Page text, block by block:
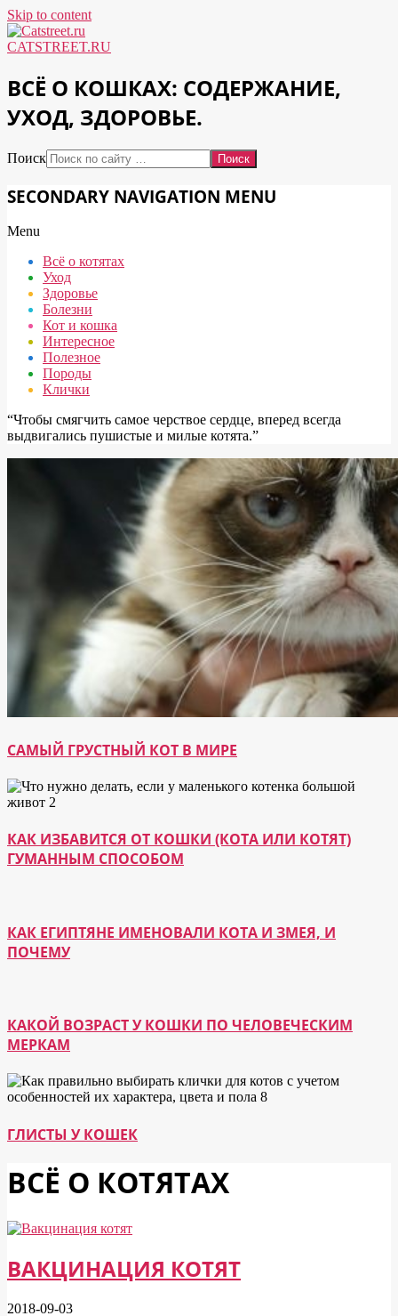
Skip to content
CATSTREET.RU
ВСЁ О КОШКАХ: СОДЕРЖАНИЕ,
УХОД, ЗДОРОВЬЕ.
Поиск
SECONDARY NAVIGATION MENU
Menu
Всё о котятах
Уход
Здоровье
Болезни
Кот и кошка
Интересное
Полезное
Породы
Клички
“Чтобы смягчить самое черствое сердце, вперед всегда
выдвигались пушистые и милые котята.”
САМЫЙ ГРУСТНЫЙ КОТ В МИРЕ
КАК ИЗБАВИТСЯ ОТ КОШКИ (КОТА ИЛИ КОТЯТ)
ГУМАННЫМ СПОСОБОМ
КАК ЕГИПТЯНЕ ИМЕНОВАЛИ КОТА И ЗМЕЯ, И
ПОЧЕМУ
КАКОЙ ВОЗРАСТ У КОШКИ ПО ЧЕЛОВЕЧЕСКИМ
МЕРКАМ
ГЛИСТЫ У КОШЕК
ВСЁ О КОТЯТАХ
ВАКЦИНАЦИЯ КОТЯТ
2018-09-03